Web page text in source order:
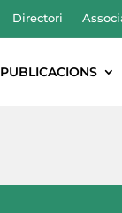
Directori
PUBLICACIONS